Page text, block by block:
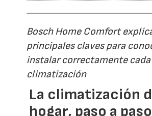
Bosch Home Comfort
principales claves para
instalar correctamente
climatización
La climatización
hogar, paso a